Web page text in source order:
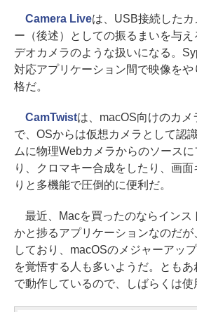
Camera Liveは、USB接続した
ー（後述）としての振るまいを与
デオカメラのような扱いになる。
対応アプリケーション間で映像を
格だ。
CamTwistは、macOS向けのカメ
で、OSからは仮想カメラとして認
ムに物理Webカメラからのソース
り、クロマキー合成をしたり、画
りと多機能で圧倒的に便利だ。
最近、Macを買ったのならインス
かと捗るアプリケーションなのだが
しており、macOSのメジャーアッ
を覚悟する人も多いようだ。とも
で動作しているので、しばらくは使